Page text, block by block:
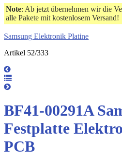
Note: Ab jetzt übernehmen wir die
alle Pakete mit kostenlosem Versand!
Samsung Elektronik Platine
Artikel 52/333
BF41-00291A
Festplatte
PCB